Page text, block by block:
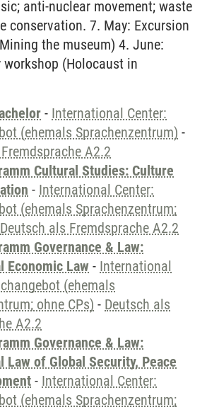
anti-nuclear movement; waste
conservation. 7. May: Excursion
the museum) 4. June:
(Holocaust in
- International Center:
(ehemals Sprachenzentrum) -
A2.2
Cultural Studies: Culture
- International Center:
(ehemals Sprachenzentrum;
Deutsch als Fremdsprache A2.2
Governance & Law:
Economic Law - International
(ehemals
ohne CPs) - Deutsch als
A2.2
Governance & Law:
Law of Global Security, Peace
- International Center:
(ehemals Sprachenzentrum;